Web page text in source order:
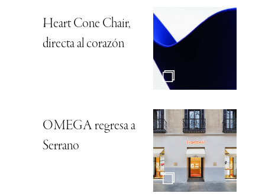
Heart Cone Chair,
directa al corazón
OMEGA regresa a
Serrano